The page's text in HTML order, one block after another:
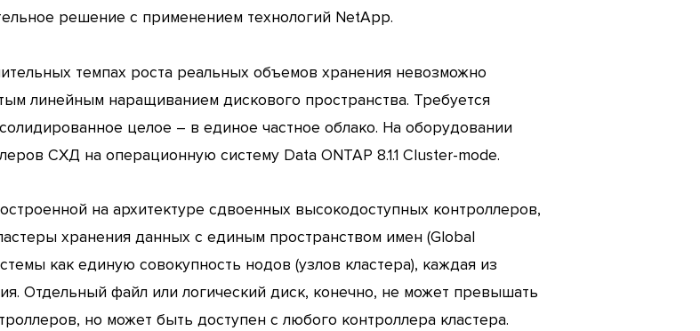
решение с применением технологий NetApp.
темпах роста реальных объемов хранения невозможно
линейным наращиванием дискового пространства. Требуется
целое – в единое частное облако. На оборудовании
СХД на операционную систему Data ONTAP 8.1.1 Cluster-mode.
на архитектуре сдвоенных высокодоступных контроллеров,
хранения данных с единым пространством имен (Global
как единую совокупность нодов (узлов кластера), каждая из
Отдельный файл или логический диск, конечно, не может превышать
но может быть доступен с любого контроллера кластера.